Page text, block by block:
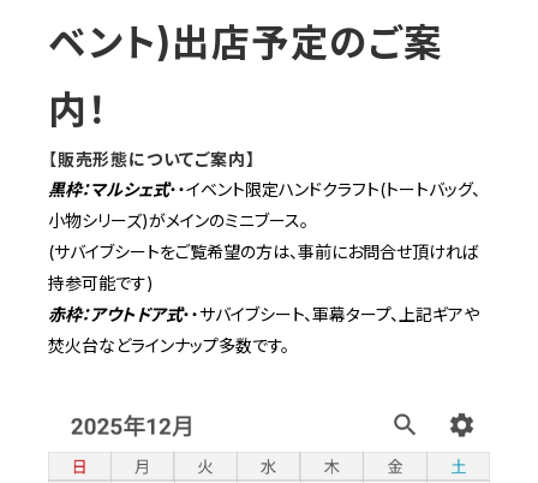
ベント)出店予定のご案
内！
【販売形態についてご案内】
黒枠：マルシェ式・・イベント限定ハンドクラフト(トートバッグ、
小物シリーズ)がメインのミニブース。
(サバイブシートをご覧希望の方は、事前にお問合せ頂ければ
持参可能です)
赤枠：アウトドア式・・サバイブシート、軍幕タープ、上記ギアや
焚火台などラインナップ多数です。